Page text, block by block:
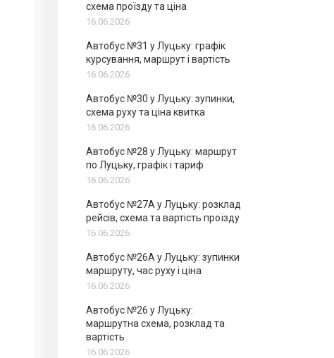
схема проїзду та ціна
16.06.2026
Автобус №31 у Луцьку: графік
курсування, маршрут і вартість
16.06.2026
Автобус №30 у Луцьку: зупинки,
схема руху та ціна квитка
16.06.2026
Автобус №28 у Луцьку: маршрут
по Луцьку, графік і тариф
16.06.2026
Автобус №27А у Луцьку: розклад
рейсів, схема та вартість проїзду
16.06.2026
Автобус №26А у Луцьку: зупинки
маршруту, час руху і ціна
16.06.2026
Автобус №26 у Луцьку:
маршрутна схема, розклад та
вартість
16.06.2026